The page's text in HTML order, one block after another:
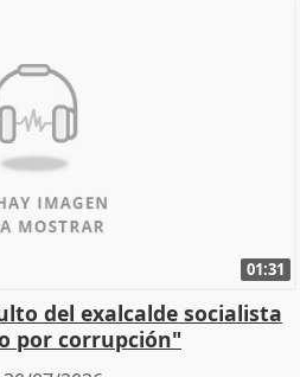
01:31
del exalcalde socialista
por corrupción"